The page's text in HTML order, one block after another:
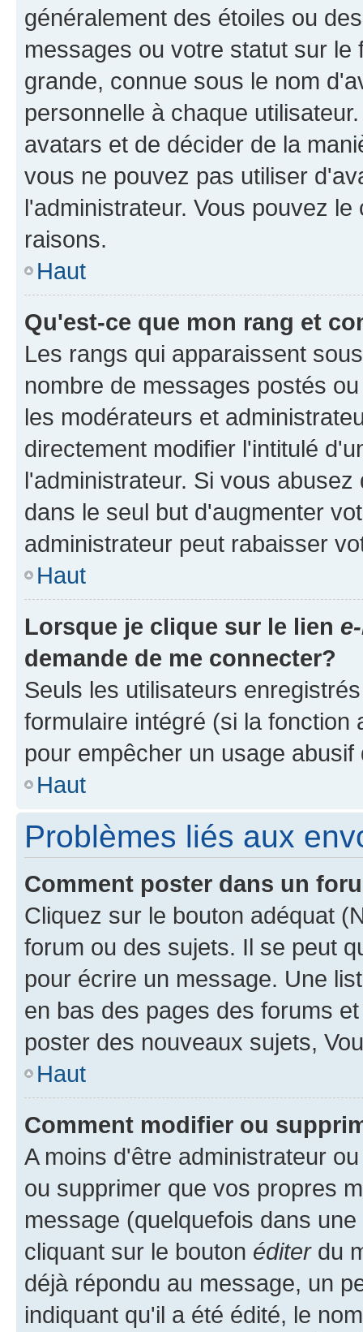
généralement des étoiles ou
messages ou votre statut sur
grande, connue sous le nom
personnelle à chaque
avatars et de décider de la
vous ne pouvez pas utiliser
l'administrateur. Vous pouvez
raisons.
Haut
Qu'est-ce que mon rang et
Les rangs qui apparaissent
nombre de messages postés
les modérateurs et
directement modifier l'intitulé
l'administrateur. Si vous
dans le seul but d'augmenter
administrateur peut rabaisser
Haut
Lorsque je clique sur le lien
demande de me connecter?
Seuls les utilisateurs
formulaire intégré (si la
pour empêcher un usage
Haut
Problèmes liés aux
Comment poster dans un
Cliquez sur le bouton adéquat
forum ou des sujets. Il se peut
pour écrire un message. Une
en bas des pages des forums
poster des nouveaux sujets,
Haut
Comment modifier ou
A moins d'être administrateur
ou supprimer que vos propres
message (quelquefois dans
cliquant sur le bouton éditerdu
déjà répondu au message, un
indiquant qu'il a été édité, le